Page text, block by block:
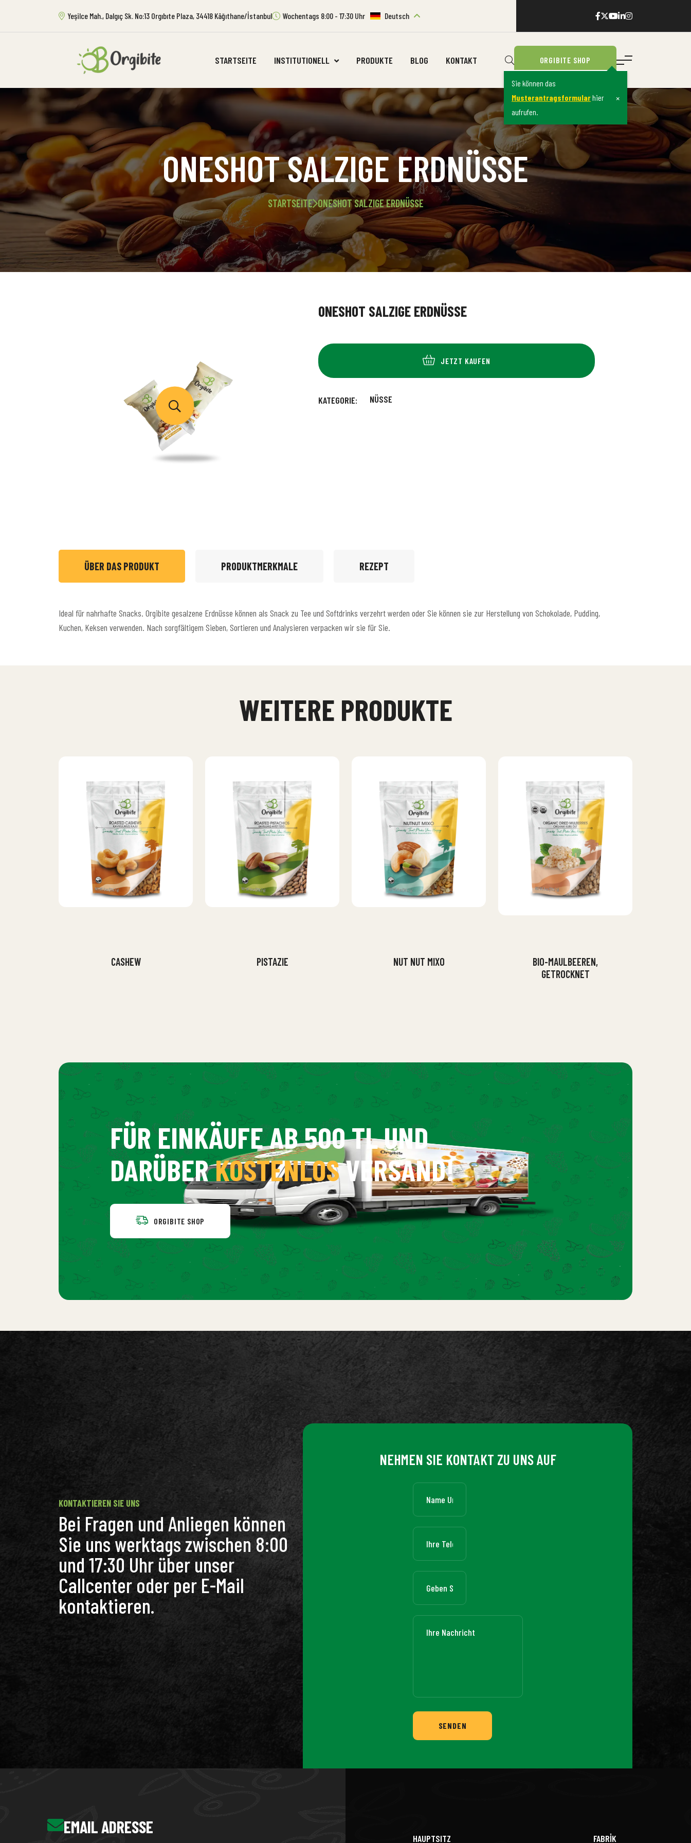
Yeşilce Mah., Dalgıç Sk. No:13 Orgıbıte Plaza, 34418 Kâğıthane/İstanbul Wochentags 8:00 - 17:30 Uhr Deutsch
STARTSEITE INSTITUTIONELL PRODUKTE BLOG KONTAKT ORGIBITE SHOP
Sie können das
Musterantragsformularhier
aufrufen.
×
ONESHOT SALZIGE ERDNÜSSE
STARTSEITE ONESHOT SALZIGE ERDNÜSSE
ONESHOT SALZIGE ERDNÜSSE
JETZT KAUFEN
KATEGORIE: NÜSSE
ÜBER DAS PRODUKT PRODUKTMERKMALE REZEPT
Ideal für nahrhafte Snacks. Orgibite gesalzene Erdnüsse können als Snack zu Tee und Softdrinks verzehrt werden oder Sie können sie zur Herstellung von Schokolade, Pudding,
Kuchen, Keksen verwenden. Nach sorgfältigem Sieben, Sortieren und Analysieren verpacken wir sie für Sie.
WEITERE PRODUKTE
CASHEW PISTAZIE NUT NUT MIXO
BIO-MAULBEEREN,
GETROCKNET
FÜR EINKÄUFE AB 500 TL UND
DARÜBERKOSTENLOSVERSAND!
ORGIBITE SHOP
KONTAKTIEREN SIE UNS
Bei Fragen und Anliegen können
Sie uns werktags zwischen 8:00
und 17:30 Uhr über unser
Callcenter oder per E-Mail
kontaktieren.
NEHMEN SIE KONTAKT ZU UNS AUF
SENDEN
EMAIL ADRESSE
HAUPTSITZ FABRİK